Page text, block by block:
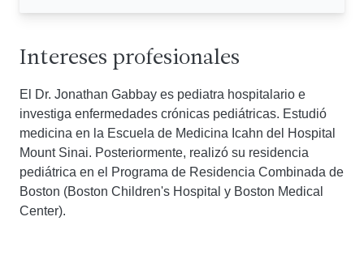
Intereses profesionales
El Dr. Jonathan Gabbay es pediatra hospitalario e
investiga enfermedades crónicas pediátricas. Estudió
medicina en la Escuela de Medicina Icahn del Hospital
Mount Sinai. Posteriormente, realizó su residencia
pediátrica en el Programa de Residencia Combinada de
Boston (Boston Children's Hospital y Boston Medical
Center).